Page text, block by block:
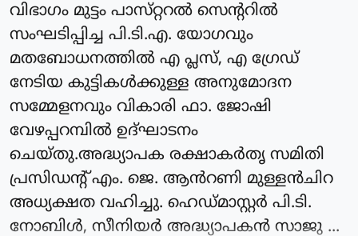
വിഭാഗം മുട്ടം പാസ്‌റ്ററൽ സെന്ററിൽ
സംഘടിപ്പിച്ച പി.ടി.എ. യോഗവും
മതബോധനത്തിൽ എ പ്ലസ്, എ ഗ്രേഡ്
നേടിയ കുട്ടികൾക്കുള്ള അനുമോദന
സമ്മേളനവും വികാരി ഫാ. ജോഷി
വേഴപ്പറമ്പിൽ ഉദ്ഘാടനം
ചെയ്തു.അദ്ധ്യാപക രക്ഷാകർതൃ സമിതി
പ്രസിഡന്റ്‌ എം. ജെ. ആൻറണി മുള്ളൻചിറ
അധ്യക്ഷത വഹിച്ചു. ഹെഡ്മാസ്റ്റർ പി.ടി.
നോബിൾ, സീനിയർ അദ്ധ്യാപകൻ സാജു ...